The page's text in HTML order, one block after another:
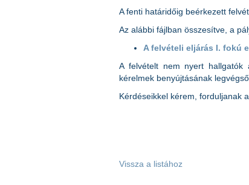
A fenti határidőig beérkezett
Az alábbi fájlban összesítve, a
A felvételi eljárás I. fokú
A felvételt nem nyert hallgatók
kérelmek benyújtásának
Kérdéseikkel kérem, forduljanak
Vissza a listához